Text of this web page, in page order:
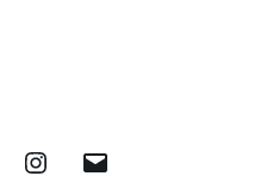
FacebookInstagram